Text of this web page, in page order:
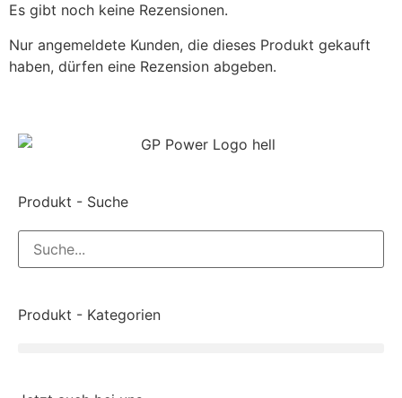
Produkt - Suche
Produkt - Kategorien
Es gibt noch keine Rezensionen.
Nur angemeldete Kunden, die dieses Produkt gekauft
haben, dürfen eine Rezension abgeben.